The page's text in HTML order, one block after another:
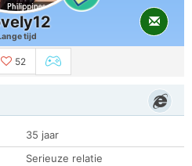
tijd
52
35 jaar
Serieuze relatie